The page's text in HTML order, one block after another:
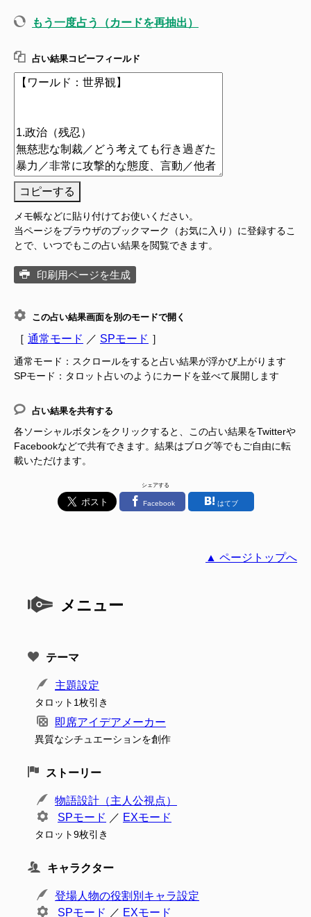
もう一度占う（カードを再抽出）
占い結果コピーフィールド
コピーする
メモ帳などに貼り付けてお使いください。
当ページをブラウザのブックマーク（お気に入り）に登録するこ
とで、いつでもこの占い結果を閲覧できます。
印刷用ページを生成
この占い結果画面を別のモードで開く
［ 通常モード ／ SPモード ］
通常モード：スクロールをすると占い結果が浮かび上がります
SPモード：タロット占いのようにカードを並べて展開します
占い結果を共有する
各ソーシャルボタンをクリックすると、この占い結果をTwitterや
Facebookなどで共有できます。結果はブログ等でもご自由に転
載いただけます。
シェアする
Facebook はてブ
▲ ページトップへ
メニュー
テーマ
主題設定
タロット1枚引き
即席アイデアメーカー
異質なシチュエーションを創作
ストーリー
物語設計（主人公視点）
SPモード ／ EXモード
タロット9枚引き
キャラクター
登場人物の役割別キャラ設定
SPモード ／ EXモード